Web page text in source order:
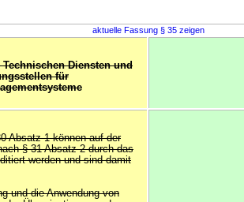
aktuelle Fassung § 35 zeigen
Diensten und
für
Absatz 1 können auf der
§ 31 Absatz 2 durch das
werden und sind damit
und die Anwendung von